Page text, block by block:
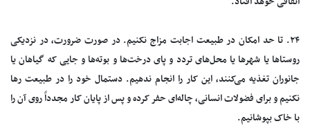
۲۴. تا حد امکان در طبیعت اجابت مزاج نکنیم. در صورت ضرورت، در نزدیکی
روستا‌ها یا شهر‌ها یا محل‌های تردد و پای درخت‌ها و بوته‌ها و جایی که گیاهان یا
جانوران تغذیه می‌کنند، این کار را انجام ندهیم. دستمال خود را در طبیعت رها
نکنیم و برای فضولات انسانی، چاله‌ای حفر کرده و پس از پایان کار مجدداً روی آن را
با خاک بپوشانیم.